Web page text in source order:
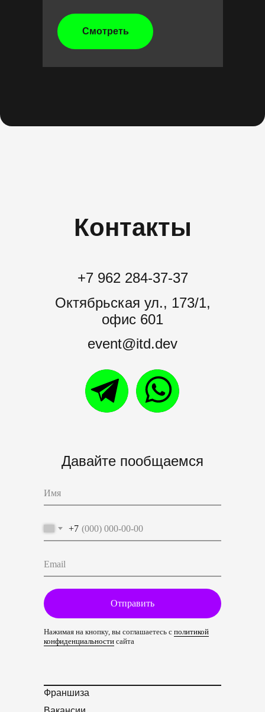
Смотреть
+7
Отправить
Нажимая на кнопку, вы соглашаетесь с политикой
конфиденциальности сайта
Контакты
event@itd.dev
Октябрьская ул., 173/1,
офис 601
+7 962 284-37-37
Давайте пообщаемся
Франшиза